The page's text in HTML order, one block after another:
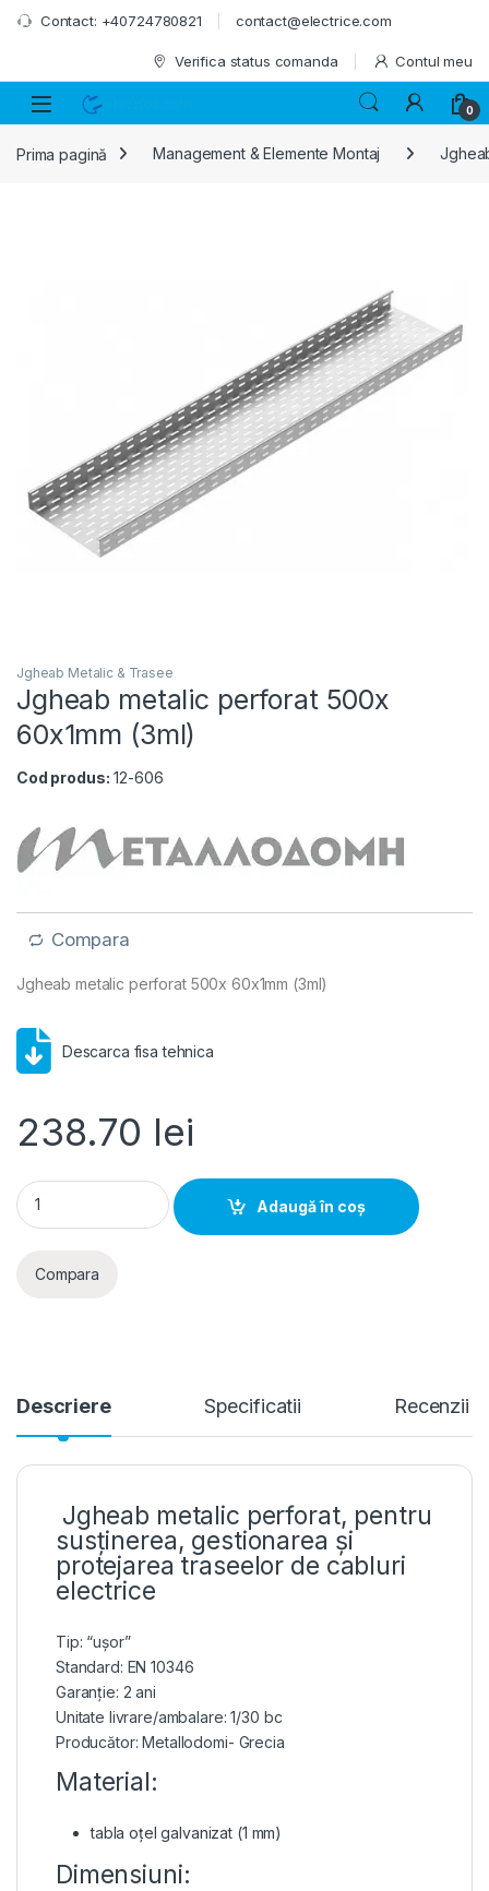
Skip to navigation
Skip to content
Contact: +40724780821 contact@electrice.com
Verifica status comanda Contul meu
0
Prima pagină Management & Elemente Montaj
Jgheab Metalic & Trasee
Jgheab metalic perforat 500x
60x1mm (3ml)
Cod produs: 12-606
Compara
Jgheab metalic perforat 500x 60x1mm (3ml)
Descarca fisa tehnica
238.70 lei
Jgheab metalic perforat 500x 60x1mm (3ml) quantity
Adaugă în coș
Compara
Descriere Specificatii Recenzii
Jgheab metalic perforat, pentru
susținerea, gestionarea și
protejarea traseelor de cabluri
electrice
Tip: “ușor”
Standard: EN 10346
Garanție: 2 ani
Unitate livrare/ambalare: 1/30 bc
Producător: Metallodomi- Grecia
Material:
tabla oțel galvanizat (1 mm)
Dimensiuni: